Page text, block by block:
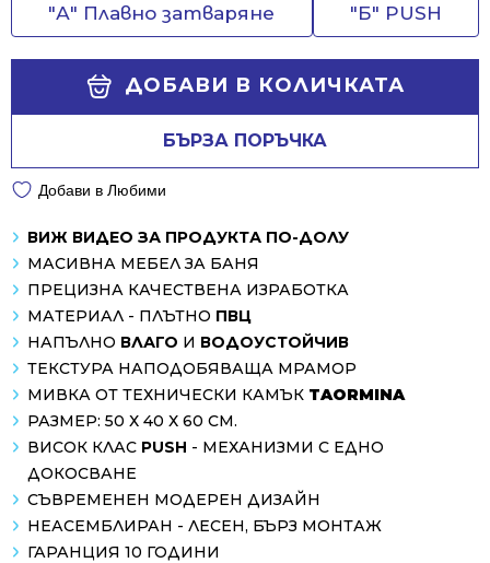
"А" Плавно затваряне "Б" PUSH
ДОБАВИ В КОЛИЧКАТА
БЪРЗА ПОРЪЧКА
Добави в Любими
ВИЖ ВИДЕО ЗА ПРОДУКТА ПО-ДОЛУ
МАСИВНА МЕБЕЛ ЗА БАНЯ
ПРЕЦИЗНА КАЧЕСТВЕНА ИЗРАБОТКА
МАТЕРИАЛ - ПЛЪТНО ПВЦ
НАПЪЛНО ВЛАГО И ВОДОУСТОЙЧИВ
ТЕКСТУРА НАПОДОБЯВАЩА МРАМОР
МИВКА ОТ ТЕХНИЧЕСКИ КАМЪК TAORMINA
РАЗМЕР: 50 Х 40 Х 60 СМ.
ВИСОК КЛАС PUSH - МЕХАНИЗМИ С ЕДНО
ДОКОСВАНЕ
СЪВРЕМЕНЕН МОДЕРЕН ДИЗАЙН
НЕАСЕМБЛИРАН - ЛЕСЕН, БЪРЗ МОНТАЖ
ГАРАНЦИЯ 10 ГОДИНИ